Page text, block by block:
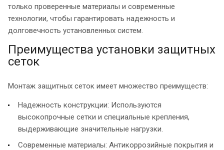
только проверенные материалы и современные
технологии, чтобы гарантировать надежность и
долговечность установленных систем.
Преимущества установки защитных
сеток
Монтаж защитных сеток имеет множество преимуществ:
Надежность конструкции: Используются
высокопрочные сетки и специальные крепления,
выдерживающие значительные нагрузки.
Современные материалы: Антикоррозийные покрытия и